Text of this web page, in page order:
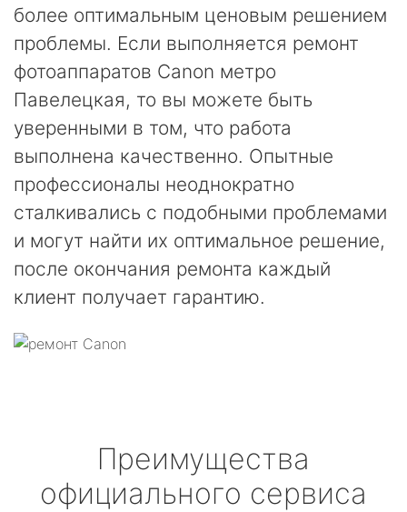
более оптимальным ценовым решением
проблемы. Если выполняется ремонт
фотоаппаратов Canon метро
Павелецкая, то вы можете быть
уверенными в том, что работа
выполнена качественно. Опытные
профессионалы неоднократно
сталкивались с подобными проблемами
и могут найти их оптимальное решение,
после окончания ремонта каждый
клиент получает гарантию.
Преимущества
официального сервиса